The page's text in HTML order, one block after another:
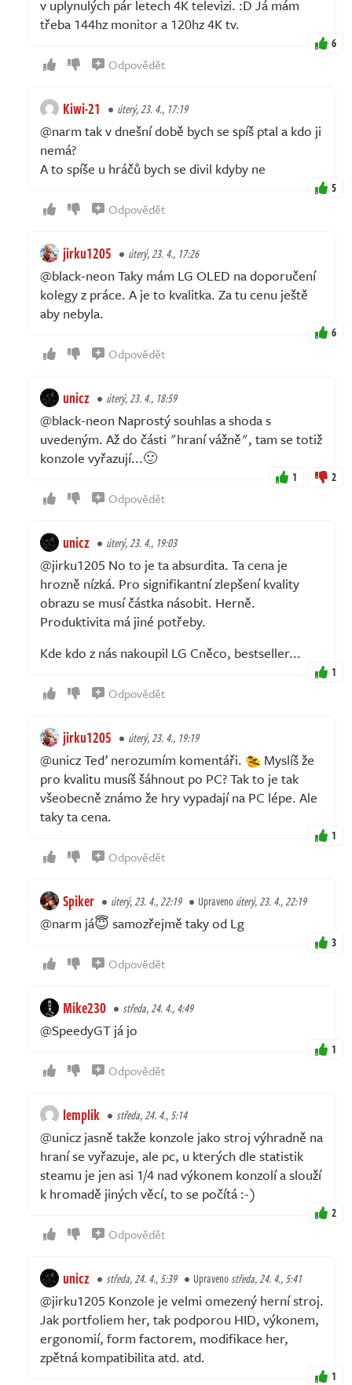
v uplynulých pár letech 4K televizi. :D Já mám
třeba 144hz monitor a 120hz 4K tv.
6
Odpovědět
Kiwi-21 úterý, 23. 4., 17:19
@narm tak v dnešní době bych se spíš ptal a kdo ji
nemá?
A to spíše u hráčů bych se divil kdyby ne
5
Odpovědět
jirku1205 úterý, 23. 4., 17:26
@black-neon Taky mám LG OLED na doporučení
kolegy z práce. A je to kvalitka. Za tu cenu ještě
aby nebyla.
6
Odpovědět
unicz úterý, 23. 4., 18:59
@black-neon Naprostý souhlas a shoda s
uvedeným. Až do části "hraní vážně", tam se totiž
konzole vyřazují...🙂
1 2
Odpovědět
unicz úterý, 23. 4., 19:03
@jirku1205 No to je ta absurdita. Ta cena je
hrozně nízká. Pro signifikantní zlepšení kvality
obrazu se musí částka násobit. Herně.
Produktivita má jiné potřeby.
Kde kdo z nás nakoupil LG Cněco, bestseller...
1
Odpovědět
jirku1205 úterý, 23. 4., 19:19
@unicz Teď nerozumím komentáři.
Myslíš že
pro kvalitu musíš šáhnout po PC? Tak to je tak
všeobecně známo že hry vypadají na PC lépe. Ale
taky ta cena.
1
Odpovědět
Spiker úterý, 23. 4., 22:19 Upravenoúterý, 23. 4., 22:19
@narm já😇 samozřejmě taky od Lg
3
Odpovědět
Mike230 středa, 24. 4., 4:49
@SpeedyGT já jo
1
Odpovědět
lemplik středa, 24. 4., 5:14
@unicz jasně takže konzole jako stroj výhradně na
hraní se vyřazuje, ale pc, u kterých dle statistik
steamu je jen asi 1/4 nad výkonem konzolí a slouží
k hromadě jiných věcí, to se počítá :-)
2
Odpovědět
unicz středa, 24. 4., 5:39 Upravenostředa, 24. 4., 5:41
@jirku1205 Konzole je velmi omezený herní stroj.
Jak portfoliem her, tak podporou HID, výkonem,
ergonomií, form factorem, modifikace her,
zpětná kompatibilita atd. atd.
1